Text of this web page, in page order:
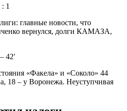
1
42′
«Факела» и «Соколо» 44
18 – у Воронежа. Неуступчивая